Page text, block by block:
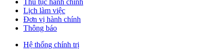
Lịch làm việc
Đơn vị hành chính
Thông báo
Hệ thống chính trị